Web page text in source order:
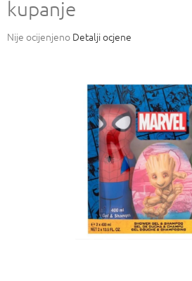
kupanje
Prosječna
Nije ocijenjeno Detalji ocjene